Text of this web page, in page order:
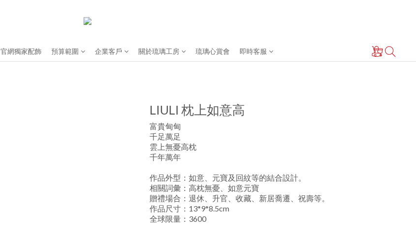
官網獨家配飾 預算範圍 企業客戶 關於琉璃工房 琉璃心賞會 即時客服
LIULI 枕上如意高
富貴甸甸
千足萬足
雲上無憂高枕
千年萬年
作品外型：如意、元寶及回紋等的結合設計。
相關詞彙：高枕無憂、如意元寶
贈禮場合：退休、升官、收藏、新居喬遷、祝壽等。
作品尺寸：13*9*8.5cm
全球限量：3600